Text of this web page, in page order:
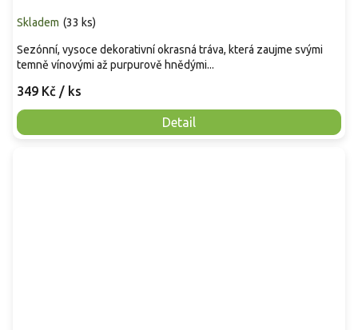
Skladem (33 ks)
349 Kč / ks
Detail
Sezónní, vysoce dekorativní okrasná tráva, která zaujme svými
temně vínovými až purpurově hnědými...